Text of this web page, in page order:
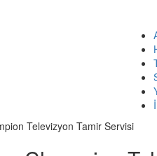
Televizyon Tamir Servisi